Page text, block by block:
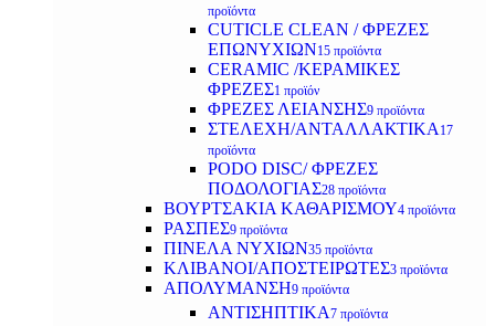
προϊόντα
CUTICLE CLEAN / ΦΡΕΖΕΣ
ΕΠΩΝΥΧΙΩΝ15 προϊόντα
CERAMIC /ΚΕΡΑΜΙΚΕΣ
ΦΡΕΖΕΣ1 προϊόν
ΦΡΕΖΕΣ ΛΕΙΑΝΣΗΣ9 προϊόντα
ΣΤΕΛΕΧΗ/ΑΝΤΑΛΛΑΚΤΙΚΑ 17
προϊόντα
PODO DISC/ ΦΡΕΖΕΣ
ΠΟΔΟΛΟΓΙΑΣ28 προϊόντα
ΒΟΥΡΤΣΑΚΙΑ ΚΑΘΑΡΙΣΜΟΥ4 προϊόντα
ΡΑΣΠΕΣ9 προϊόντα
ΠΙΝΕΛΑ ΝΥΧΙΩΝ35 προϊόντα
ΚΛΙΒΑΝΟΙ/ΑΠΟΣΤΕΙΡΩΤΕΣ3 προϊόντα
ΑΠΟΛΥΜΑΝΣΗ9 προϊόντα
ΑΝΤΙΣΗΠΤΙΚΑ7 προϊόντα